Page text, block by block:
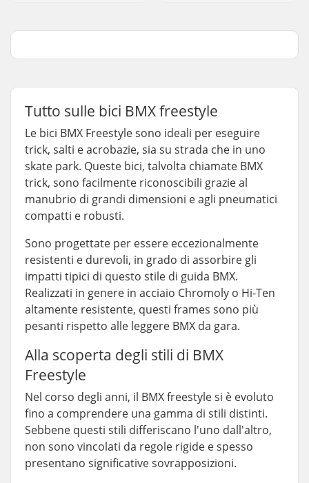
Tutto sulle bici BMX freestyle
Le bici BMX Freestyle sono ideali per eseguire
trick, salti e acrobazie, sia su strada che in uno
skate park. Queste bici, talvolta chiamate BMX
trick, sono facilmente riconoscibili grazie al
manubrio di grandi dimensioni e agli pneumatici
compatti e robusti.
Sono progettate per essere eccezionalmente
resistenti e durevoli, in grado di assorbire gli
impatti tipici di questo stile di guida BMX.
Realizzati in genere in acciaio Chromoly o Hi-Ten
altamente resistente, questi frames sono più
pesanti rispetto alle leggere BMX da gara.
Alla scoperta degli stili di BMX
Freestyle
Nel corso degli anni, il BMX freestyle si è evoluto
fino a comprendere una gamma di stili distinti.
Sebbene questi stili differiscano l'uno dall'altro,
non sono vincolati da regole rigide e spesso
presentano significative sovrapposizioni.